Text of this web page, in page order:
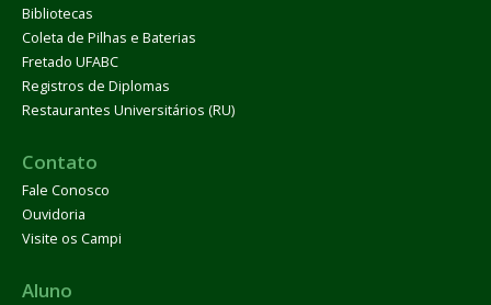
Bibliotecas
Coleta de Pilhas e Baterias
Fretado UFABC
Registros de Diplomas
Restaurantes Universitários (RU)
Contato
Fale Conosco
Ouvidoria
Visite os Campi
Aluno